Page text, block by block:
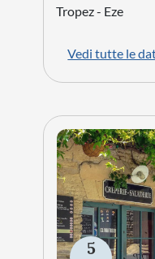
Tropez - Eze
Vedi tutte le
5